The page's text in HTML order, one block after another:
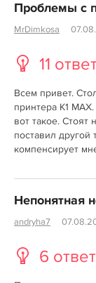
Проблемы с
MrDimkosa
11
Всем привет.
принтера К1
вот такое. Стоят
поставил другой
компенсирует
Непонятная
andryha7
6